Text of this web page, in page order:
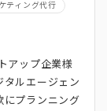
ティング代行
アップ企業様
タルエージェン
にプランニング